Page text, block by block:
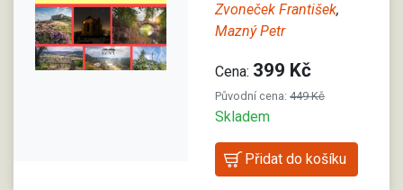
Zvoneček František,
Mazný Petr
Cena: 399 Kč
Původní cena: 449 Kč
Skladem